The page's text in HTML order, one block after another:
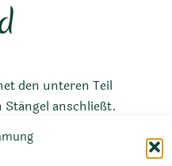
den unteren Teil
Stängel anschließt.
kann
wie